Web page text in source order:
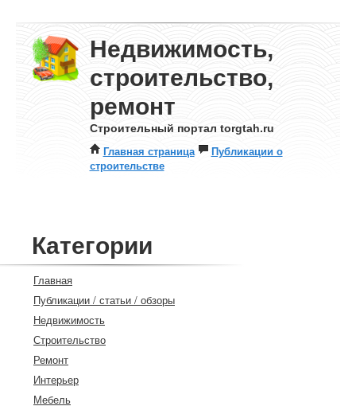
Недвижимость,
строительство,
ремонт
Строительный портал torgtah.ru
Главная страница
Публикации о
строительстве
Категории
Главная
Публикации / статьи / обзоры
Недвижимость
Строительство
Ремонт
Интерьер
Мебель